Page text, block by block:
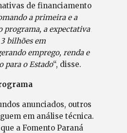
de financiamento
a primeira e a
programa, a expectativa
bilhões em
emprego, renda e
para o Estado“, disse.
anunciados, outros
em análise técnica.
a Fomento Paraná